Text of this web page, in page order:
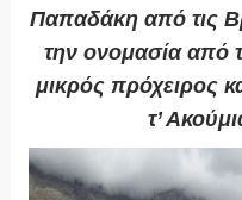
Παπαδάκη από τις
την ονομασία από
μικρός πρόχειρος
τ’